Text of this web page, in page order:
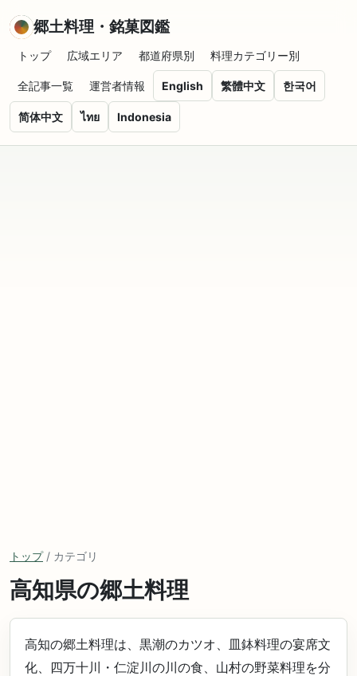
郷土料理・銘菓図鑑
トップ 広域エリア 都道府県別 料理カテゴリー別
全記事一覧 運営者情報 English 繁體中文 한국어
简体中文 ไทย Indonesia
トップ/ カテゴリ
高知県の郷土料理
高知の郷土料理は、黒潮のカツオ、皿鉢料理の宴席文
化、四万十川・仁淀川の川の食、山村の野菜料理を分